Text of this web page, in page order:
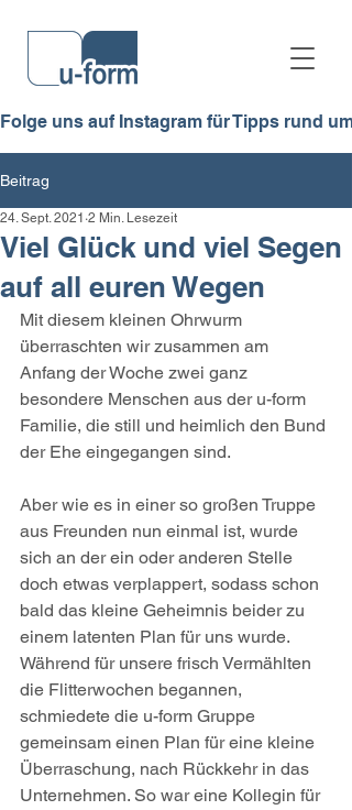
Folge uns auf Instagram für Tipps
Beitrag
Viel Glück und viel Segen
auf all euren Wegen
24. Sept. 2021 2 Min. Lesezeit
Mit diesem kleinen Ohrwurm
überraschten wir zusammen am
Anfang der Woche zwei ganz
besondere Menschen aus der u-form
Familie, die still und heimlich den Bund
der Ehe eingegangen sind.
Aber wie es in einer so großen Truppe
aus Freunden nun einmal ist, wurde
sich an der ein oder anderen Stelle
doch etwas verplappert, sodass schon
bald das kleine Geheimnis beider zu
einem latenten Plan für uns wurde.
Während für unsere frisch Vermählten
die Flitterwochen begannen,
schmiedete die u-form Gruppe
gemeinsam einen Plan für eine kleine
Überraschung, nach Rückkehr in das
Unternehmen. So war eine Kollegin für